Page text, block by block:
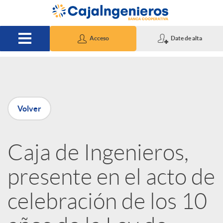
Saltar al contenido principal
Acceso Date de alta
P
u
b
l
Volver
Caja de Ingenieros,
presente en el acto de
celebración de los 10